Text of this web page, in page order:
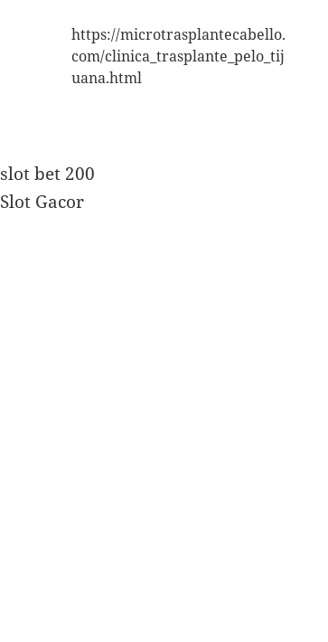
https://microtrasplantecabello.
com/clinica_trasplante_pelo_tij
uana.html
slot bet 200
Slot Gacor